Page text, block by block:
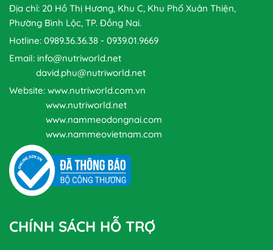
Địa chỉ: 20 Hồ Thị Hương, Khu C, Khu Phố Xuân Thiện,
Phường Bình Lộc, TP. Đồng Nai.
Hotline: 0989.36.36.38 - 0939.01.9669
Email: info@nutriworld.net
david.phu@nutriworld.net
Website: www.nutriworld.com.vn
www.nutriworld.net
www.nammeodongnai.com
www.nammeovietnam.com
CHÍNH SÁCH HỖ TRỢ